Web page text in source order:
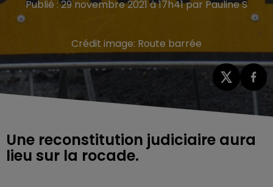
Publié : 29 novembre 2021 à 17h41 par Pauline S
Crédit image: Route barrée
Une reconstitution judiciaire aura
lieu sur la rocade.